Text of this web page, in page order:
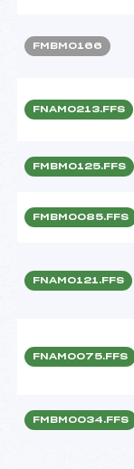
FMBM0166
FNAM0213.FFS
FMBM0125.FFS
FMBM0085.FFS
FNAM0121.FFS
FNAM0075.FFS
FMBM0034.FFS